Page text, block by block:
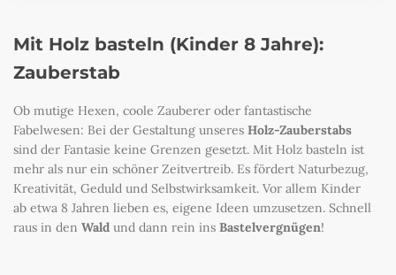
Mit Holz basteln (Kinder 8 Jahre):
Zauberstab
Ob mutige Hexen, coole Zauberer oder fantastische
Fabelwesen: Bei der Gestaltung unseres Holz-Zauberstabs
sind der Fantasie keine Grenzen gesetzt. Mit Holz basteln ist
mehr als nur ein schöner Zeitvertreib. Es fördert Naturbezug,
Kreativität, Geduld und Selbstwirksamkeit. Vor allem Kinder
ab etwa 8 Jahren lieben es, eigene Ideen umzusetzen. Schnell
raus in den Wald und dann rein ins Bastelvergnügen!